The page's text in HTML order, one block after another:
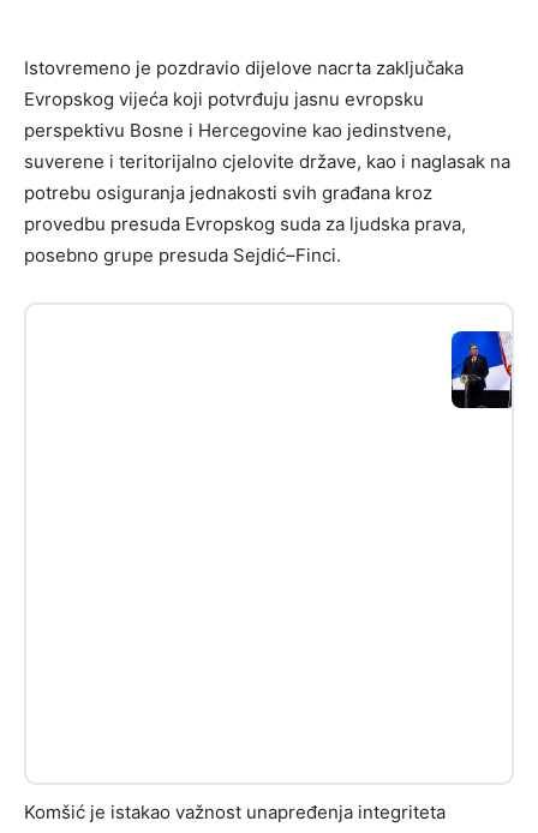
Istovremeno je pozdravio dijelove nacrta zaključaka
Evropskog vijeća koji potvrđuju jasnu evropsku
perspektivu Bosne i Hercegovine kao jedinstvene,
suverene i teritorijalno cjelovite države, kao i naglasak na
potrebu osiguranja jednakosti svih građana kroz
provedbu presuda Evropskog suda za ljudska prava,
posebno grupe presuda Sejdić–Finci.
Komšić je istakao važnost unapređenja integriteta